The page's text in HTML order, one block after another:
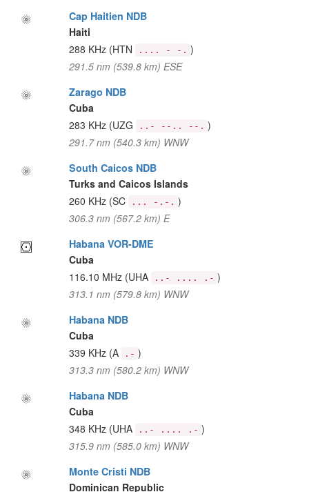
Cap Haitien NDB
Haiti
288 KHz (HTN .... - -. )
291.5 nm (539.8 km) ESE
Zarago NDB
Cuba
283 KHz (UZG ..- --.. --. )
291.7 nm (540.3 km) WNW
South Caicos NDB
Turks and Caicos Islands
260 KHz (SC ... -.-. )
306.3 nm (567.2 km) E
Habana VOR-DME
Cuba
116.10 MHz (UHA ..- .... .- )
313.1 nm (579.8 km) WNW
Habana NDB
Cuba
339 KHz (A .- )
313.3 nm (580.2 km) WNW
Habana NDB
Cuba
348 KHz (UHA ..- .... .- )
315.9 nm (585.0 km) WNW
Monte Cristi NDB
Dominican Republic